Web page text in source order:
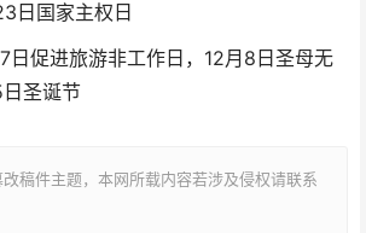
日国家主权日
日促进旅游非工作日，12月8日圣母无
圣诞节
稿件主题，本网所载内容若涉及侵权请联系